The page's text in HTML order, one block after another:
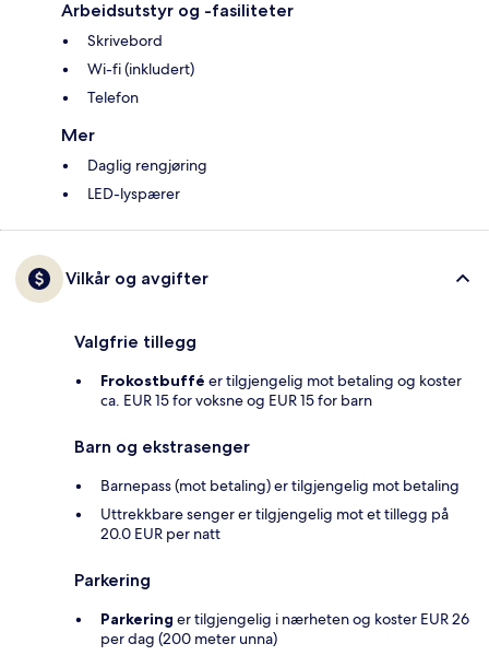
Arbeidsutstyr og -fasiliteter
Skrivebord
Wi-fi (inkludert)
Telefon
Mer
Daglig rengjøring
LED-lyspærer
Vilkår og avgifter
Valgfrie tillegg
Frokostbuffé er tilgjengelig mot betaling og koster
ca. EUR 15 for voksne og EUR 15 for barn
Barn og ekstrasenger
Barnepass (mot betaling) er tilgjengelig mot betaling
Uttrekkbare senger er tilgjengelig mot et tillegg på
20.0 EUR per natt
Parkering
Parkering er tilgjengelig i nærheten og koster EUR 26
per dag (200 meter unna)